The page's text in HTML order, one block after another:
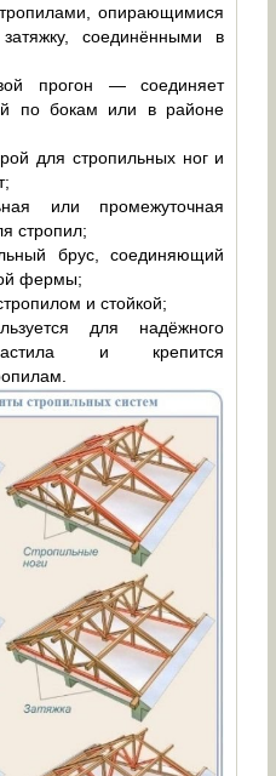
опирающимися
соединёнными в
прогон — соединяет
по бокам или в районе
для стропильных ног и
или промежуточная
стропил;
брус, соединяющий
фермы;
и стойкой;
для надёжного
и крепится